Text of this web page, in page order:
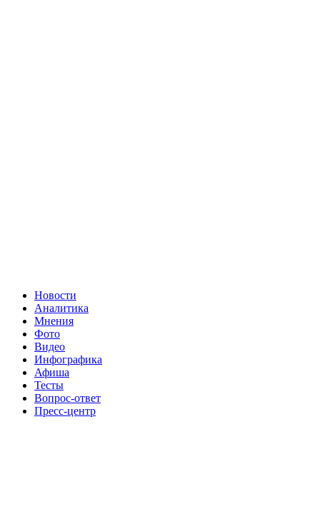
Новости
Аналитика
Мнения
Фото
Видео
Инфографика
Афиша
Тесты
Вопрос-ответ
Пресс-центр